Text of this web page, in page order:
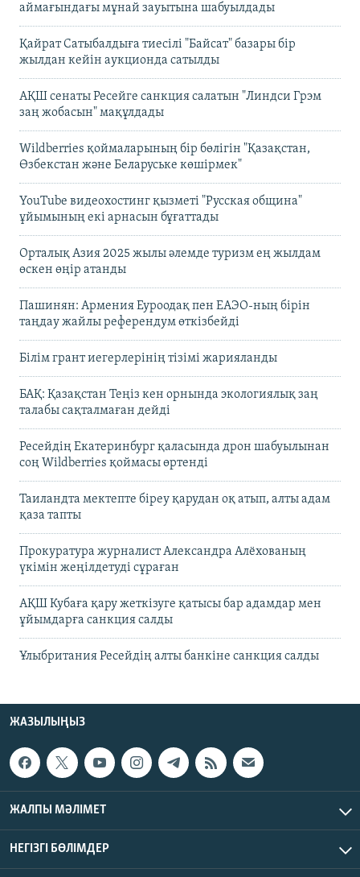
аймағындағы мұнай зауытына шабуылдады
Қайрат Сатыбалдыға тиесілі "Байсат" базары бір
жылдан кейін аукционда сатылды
АҚШ сенаты Ресейге санкция салатын "Линдси Грэм
заң жобасын" мақұлдады
Wildberries қоймаларының бір бөлігін "Қазақстан,
Өзбекстан және Беларуське көшірмек"
YouTube видеохостинг қызметі "Русская община"
ұйымының екі арнасын бұғаттады
Орталық Азия 2025 жылы әлемде туризм ең жылдам
өскен өңір атанды
Пашинян: Армения Еуроодақ пен ЕАЭО-ның бірін
таңдау жайлы референдум өткізбейді
Білім грант иегерлерінің тізімі жарияланды
БАҚ: Қазақстан Теңіз кен орнында экологиялық заң
талабы сақталмаған дейді
Ресейдің Екатеринбург қаласында дрон шабуылынан
соң Wildberries қоймасы өртенді
Таиландта мектепте біреу қарудан оқ атып, алты адам
қаза тапты
Прокуратура журналист Александра Алёхованың
үкімін жеңілдетуді сұраған
АҚШ Кубаға қару жеткізуге қатысы бар адамдар мен
ұйымдарға санкция салды
Ұлыбритания Ресейдің алты банкіне санкция салды
ЖАЗЫЛЫҢЫЗ
ЖАЛПЫ МӘЛІМЕТ
НЕГІЗГІ БӨЛІМДЕР